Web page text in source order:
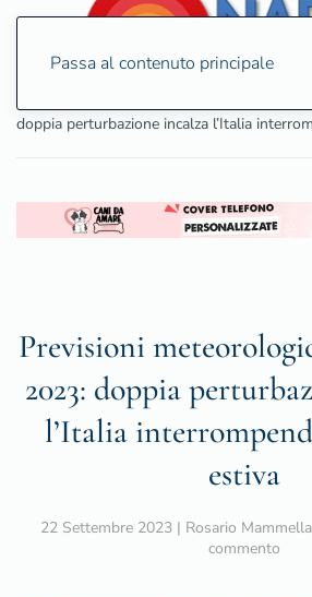
Passa al contenuto principale
doppia perturbazione incalza l’Italia
Previsioni
2023: doppia
l’Italia
estiva
22 Settembre 2023 | Rosario Mammella
commento